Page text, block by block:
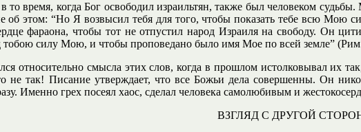
то время, когда Бог освободил израильтян, также был человеком
об этом: “Но Я возвысил тебя для того, чтобы показать тебе всю
фараона, чтобы тот не отпустил народ Израиля на свободу. Он
тобою силу Мою, и чтобы проповедано было имя Мое по всей земле”
относительно смысла этих слов, когда в прошлом истолковывал их
не так! Писание утверждает, что все Божьи дела совершенны. Он
Именно грех посеял хаос, сделал человека самолюбивым и
ВЗГЛЯД С ДРУГОЙ